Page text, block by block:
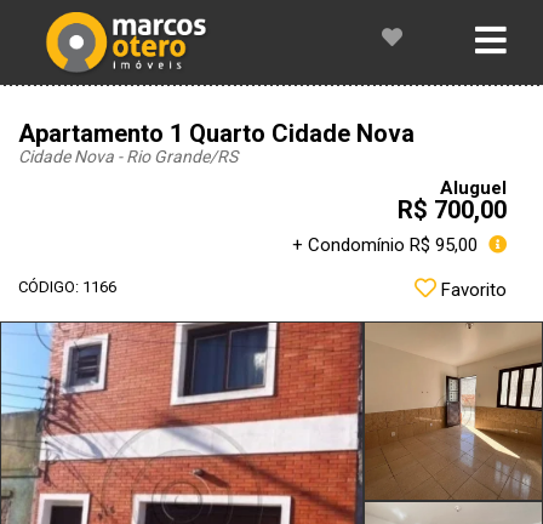
Apartamento 1 Quarto Cidade Nova
Cidade Nova - Rio Grande/RS
Aluguel
R$ 700,00
+ Condomínio R$ 95,00
CÓDIGO: 1166 Favorito